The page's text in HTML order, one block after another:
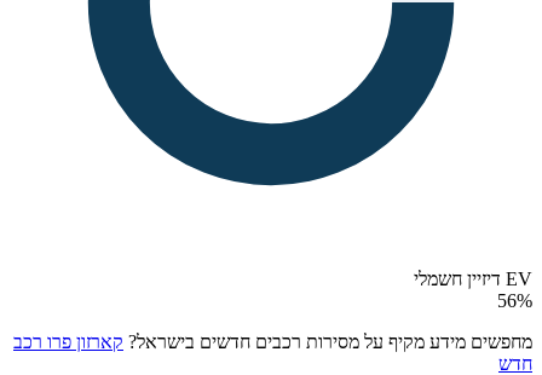
EV דיזיין חשמלי
56%
מחפשים מידע מקיף על מסירות רכבים חדשים בישראל? קארזון פרו רכב
חדש